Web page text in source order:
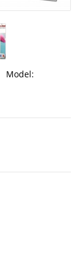
Model: